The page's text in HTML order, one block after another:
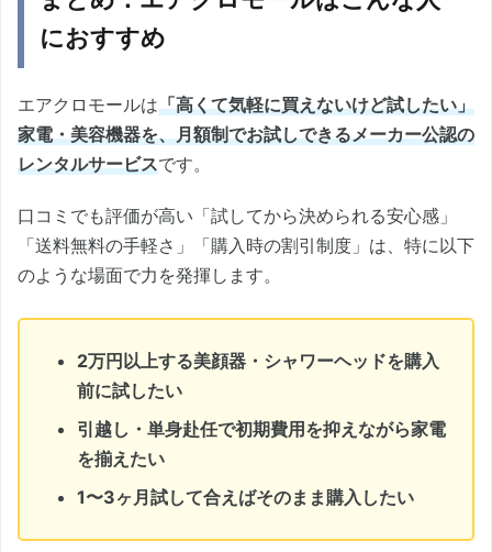
におすすめ
エアクロモールは「高くて気軽に買えないけど試したい」
家電・美容機器を、月額制でお試しできるメーカー公認の
レンタルサービスです。
口コミでも評価が高い「試してから決められる安心感」
「送料無料の手軽さ」「購入時の割引制度」は、特に以下
のような場面で力を発揮します。
2万円以上する美顔器・シャワーヘッドを購入
前に試したい
引越し・単身赴任で初期費用を抑えながら家電
を揃えたい
1〜3ヶ月試して合えばそのまま購入したい